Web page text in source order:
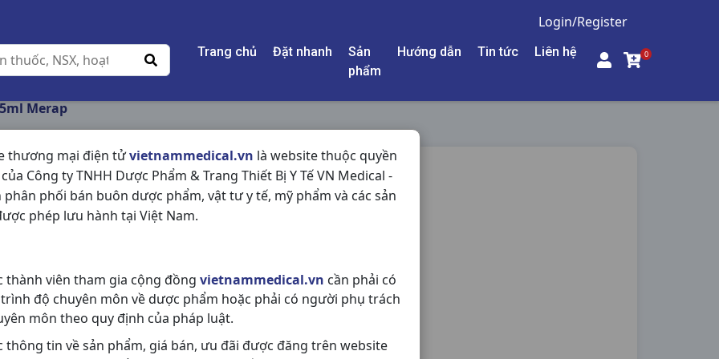
Login/Register
Trang chủ Đặt nhanh
Sản
phẩm
Hướng dẫn Tin tức Liên hệ 0
thương mại điện tửvietnammedical.vn là website thuộc quyền
Công ty TNHH Dược Phẩm & Trang Thiết Bị Y Tế VN Medical -
phân phối bán buôn dược phẩm, vật tư y tế, mỹ phẩm và các sản
phép lưu hành tại Việt Nam.
thành viên tham gia cộng đồng vietnammedical.vn cần phải có
độ chuyên môn về dược phẩm hoặc phải có người phụ trách
môn theo quy định của pháp luật.
thông tin về sản phẩm, giá bán, ưu đãi được đăng trên website
Merap
XYPENAT C75ML MERAP
NSX:Merap
Chia sẻ qua mạng xã hội: